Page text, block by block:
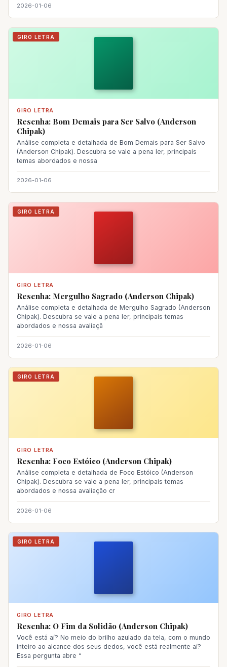
2026-01-06
GIRO LETRA
GIRO LETRA
Resenha: Bom Demais para Ser Salvo (Anderson
Chipak)
Análise completa e detalhada de Bom Demais para Ser Salvo
(Anderson Chipak). Descubra se vale a pena ler, principais
temas abordados e nossa
2026-01-06
GIRO LETRA
GIRO LETRA
Resenha: Mergulho Sagrado (Anderson Chipak)
Análise completa e detalhada de Mergulho Sagrado (Anderson
Chipak). Descubra se vale a pena ler, principais temas
abordados e nossa avaliaçã
2026-01-06
GIRO LETRA
GIRO LETRA
Resenha: Foco Estóico (Anderson Chipak)
Análise completa e detalhada de Foco Estóico (Anderson
Chipak). Descubra se vale a pena ler, principais temas
abordados e nossa avaliação cr
2026-01-06
GIRO LETRA
GIRO LETRA
Resenha: O Fim da Solidão (Anderson Chipak)
Você está aí? No meio do brilho azulado da tela, com o mundo
inteiro ao alcance dos seus dedos, você está realmente aí?
Essa pergunta abre “